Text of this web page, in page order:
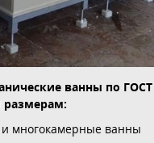
ванны по ГОСТ
многокамерные ванны